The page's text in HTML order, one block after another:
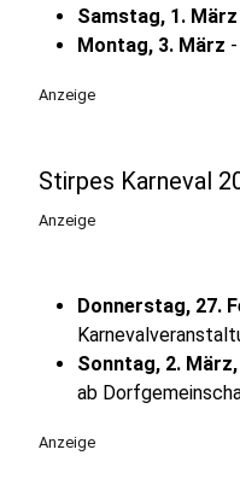
Samstag, 1. März
Montag, 3. März
Anzeige
Stirpes Karneval
Anzeige
Donnerstag, 27.
Sonntag, 2.
ab
Anzeige